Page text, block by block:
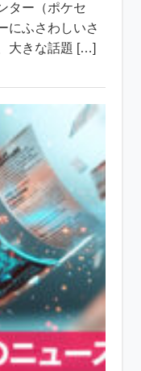
ター（ポケセ
にふさわしいさ
大きな話題 […]